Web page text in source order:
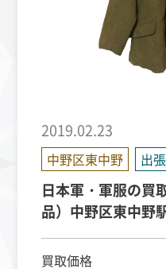
2019.02.23
中野区東中野 出
日本軍・軍服の買
品）中野区東中野
買取価格